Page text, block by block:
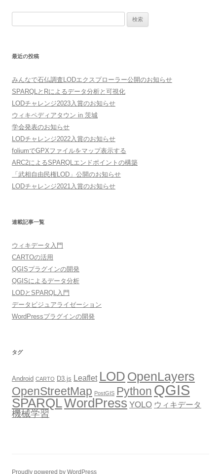
最近の投稿
みんなで石仏調査LODエクスプローラー公開のお知らせ
SPARQLとRによるデータ分析と可視化
LODチャレンジ2023入賞のお知らせ
ウィキペディアタウン in 茨城
学会発表のお知らせ
LODチャレンジ2022入賞のお知らせ
foliumでGPXファイルをマップ表示する
ARC2によるSPARQLエンドポイントの構築
「武相自由民権LOD」公開のお知らせ
LODチャレンジ2021入賞のお知らせ
連載記事一覧
ウィキデータ入門
CARTOの活用
QGISプラグインの開発
QGISによるデータ分析
LODとSPARQL入門
データビジュアライゼーション
WordPressプラグインの開発
タグ
Android CARTO D3.js Leaflet LOD OpenLayers
OpenStreetMap PostGIS Python QGIS
SPARQLWordPress YOLO ウィキデータ
機械学習
Proudly powered by WordPress